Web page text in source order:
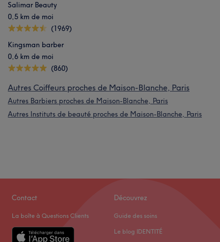
Salimar Beauty
0,5 km de moi
(1969)
Kingsman barber
0,6 km de moi
(860)
Autres Coiffeurs proches de Maison-Blanche, Paris
Autres Barbiers proches de Maison-Blanche, Paris
Autres Instituts de beauté proches de Maison-Blanche, Paris
Contact
La boîte à Questions Clients
Découvrez
Guide des soins
Le blog IDENTITÉ